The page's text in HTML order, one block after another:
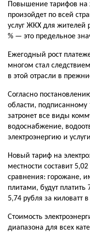
Повышение тарифов
произойдет по всей
услуг ЖКХ для жителей
% — это предельное
Ежегодный рост
многом стал
в этой отрасли в
Согласно
области,
затронет все виды
водоснабжение,
электроэнергию и
Новый тариф на
местности составит
сравнения: горожане,
плитами, будут
5,74 рубля за киловатт в
Стоимость
диапазона для всех